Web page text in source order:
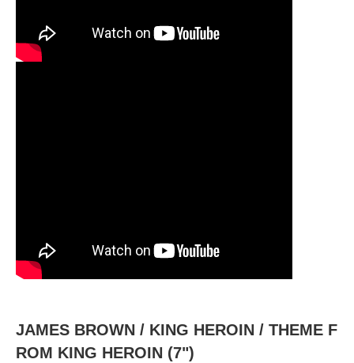
JAMES BROWN / KING HEROIN / THEME F
ROM KING HEROIN (7")